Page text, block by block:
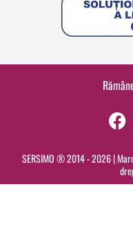
F
c
e
b
SERSIMO ® 2014 - 2026 |